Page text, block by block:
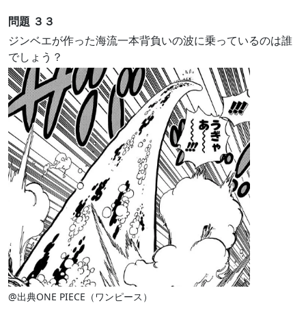
問題 ３３
ジンベエが作った海流一本背負いの波に乗っているのは誰
でしょう？
@出典ONE PIECE（ワンピース）